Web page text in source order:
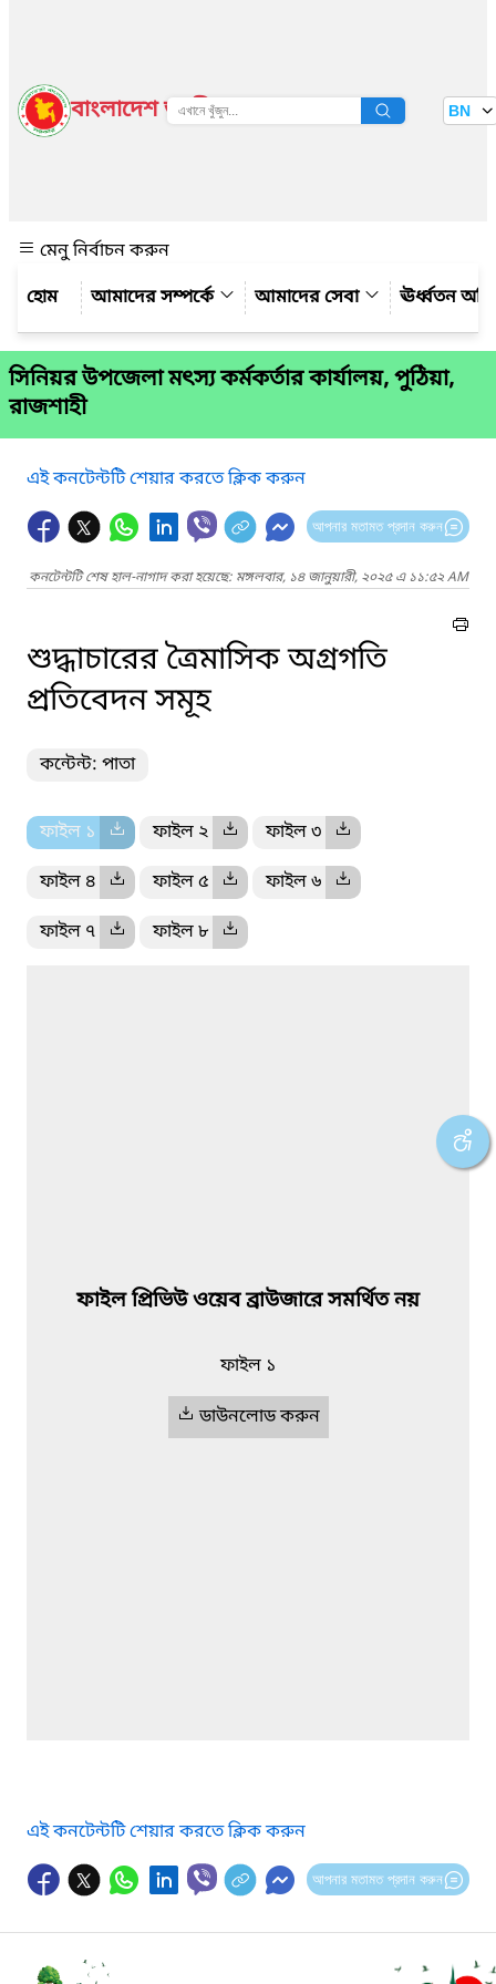
বাংলাদেশ জাতীয় তথ্য বাতায়ন BN
মেনু নির্বাচন করুন
আমাদের সম্পর্কে
আমাদের সেবা ঊর্ধ্বতন
সিনিয়র উপজেলা মৎস্য কর্মকর্তার কার্যালয়, পুঠিয়া,
রাজশাহী
এই কনটেন্টটি শেয়ার করতে ক্লিক করুন
আপনার মতামত প্রদান করুন
কনটেন্টটি শেষ হাল-নাগাদ করা হয়েছে: মঙ্গলবার, ১৪ জানুয়ারী, ২০২৫ এ ১১:৫২ AM
শুদ্ধাচারের ত্রৈমাসিক অগ্রগতি
প্রতিবেদন সমূহ
কন্টেন্ট: পাতা
ফাইল ১ ফাইল ২ ফাইল ৩
ফাইল ৪ ফাইল ৫ ফাইল ৬
ফাইল ৭ ফাইল ৮
ফাইল প্রিভিউ ওয়েব ব্রাউজারে সমর্থিত নয়
ফাইল ১
ডাউনলোড করুন
এই কনটেন্টটি শেয়ার করতে ক্লিক করুন
আপনার মতামত প্রদান করুন